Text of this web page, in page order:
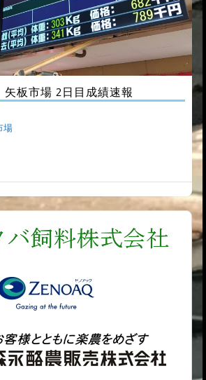
矢板市場 2日目成績速報
場